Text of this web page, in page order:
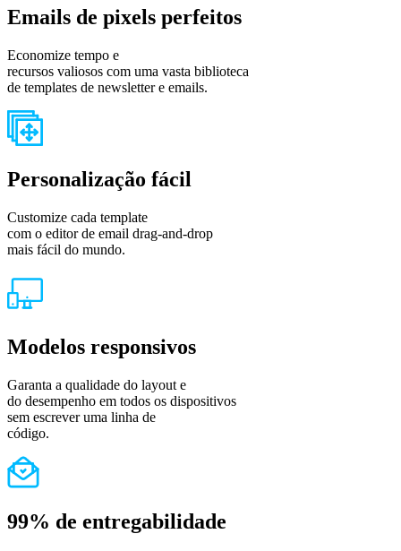
Emails de pixels perfeitos
Economize tempo e
recursos valiosos com uma vasta biblioteca
de templates de newsletter e emails.
Personalização fácil
Customize cada template
com o editor de email drag-and-drop
mais fácil do mundo.
Modelos responsivos
Garanta a qualidade do layout e
do desempenho em todos os dispositivos
sem escrever uma linha de
código.
99% de entregabilidade